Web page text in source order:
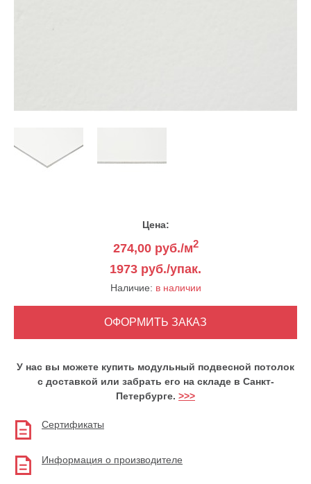
Цена:
274,00руб./м2
1973 руб./упак.
Наличие: в наличии
У нас вы можете купить модульный подвесной потолок
с доставкой или забрать его на складе в Санкт-
Петербурге. >>>
Сертификаты
Информация о производителе